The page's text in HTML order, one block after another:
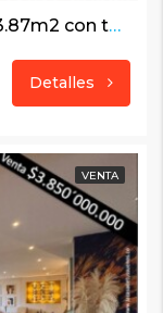
Confortable apartamento de 403.87m2 con terraza y vista a la ciudad, en Chicó Alto
Detalles
VENTA